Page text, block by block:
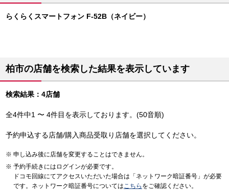
らくらくスマートフォン F-52B（ネイビー）
柏市の店舗を検索した結果を表示しています
検索結果：4店舗
全4件中1 〜 4件目を表示しております。(50音順)
予約申込する店舗/購入商品受取り店舗を選択してください。
申し込み後に店舗を変更することはできません。
予約手続きにはログインが必要です。
ドコモ回線にてアクセスいただいた場合は「ネットワーク暗証番号」が必要
です。ネットワーク暗証番号についてはこちら をご確認ください。